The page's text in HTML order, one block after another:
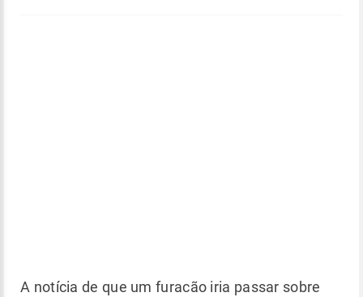
A notícia de que um furacão iria passar sobre